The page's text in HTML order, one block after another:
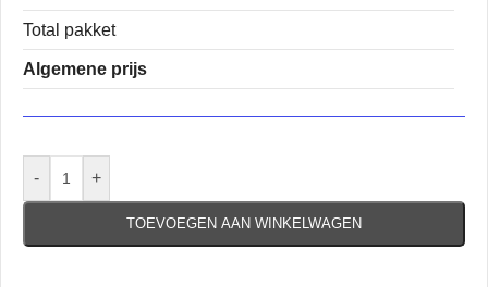
Total pakket
Algemene prijs
- +
TOEVOEGEN AAN WINKELWAGEN